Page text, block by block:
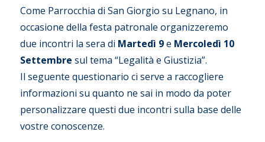
Come Parrocchia di San Giorgio su Legnano, in
occasione della festa patronale organizzeremo
due incontri la sera di Martedì 9e Mercoledì 10
Settembre sul tema “Legalità e Giustizia”.
Il seguente questionario ci serve a raccogliere
informazioni su quanto ne sai in modo da poter
personalizzare questi due incontri sulla base delle
vostre conoscenze.